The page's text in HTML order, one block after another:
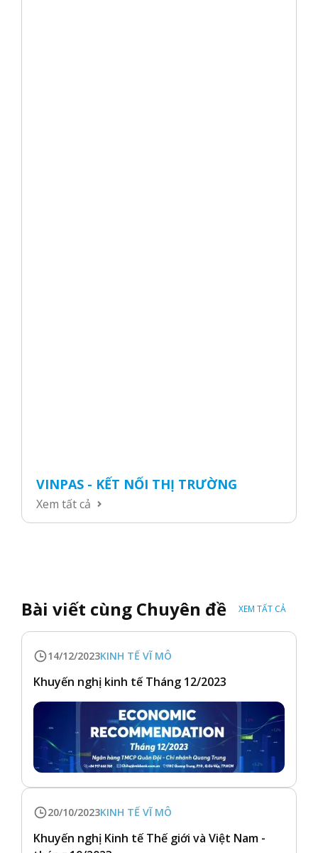
VINPAS - KẾT NỐI THỊ TRƯỜNG
Xem tất cả
Bài viết cùng Chuyên đề XEM TẤT CẢ
14/12/2023KINH TẾ VĨ MÔ
Khuyến nghị kinh tế Tháng 12/2023
20/10/2023KINH TẾ VĨ MÔ
Khuyến nghị Kinh tế Thế giới và Việt Nam -